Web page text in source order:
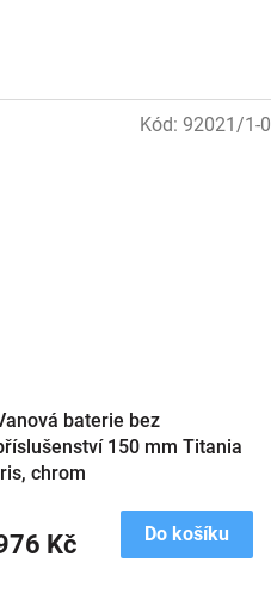
baterie bez
150 mm Titania
chrom
Kč Do košíku
Kód: 92021/1-0